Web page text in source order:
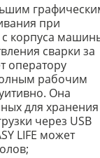
при
корпуса
сварки за
оператору
рабочим
Она
для хранения
через USB
LIFE может